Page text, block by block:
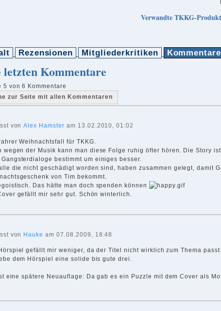
Verwandte TKKG-
Rezensionen Mitgliederkritiken Kommentare
letzten Kommentare
5 von 6 Kommentare
zur Seite mit allen Kommentaren
vonAlex Hamster am 13.02.2010, 01:02
Weihnachtsfall für TKKG.
wegen der Musik kann man diese Folge ruhig öfter hören. Die Story
bestimmt um einiges besser.
die nicht geschädigt worden sind, haben zusammen gelegt, damit
von Tim bekommt.
Das hätte man doch spenden können
gefällt mir sehr gut. Schön winterlich.
von Hauke am 07.08.2009, 18:48
gefällt mir weniger, da der Titel nicht wirklich zum Thema passt.
dem Hörspiel eine solide bis gute drei.
eine spätere Neuauflage: Da gab es ein Puzzle mit dem Cover als